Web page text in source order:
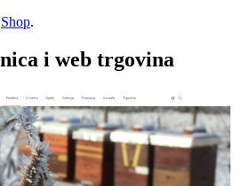
Shop.
i web trgovina